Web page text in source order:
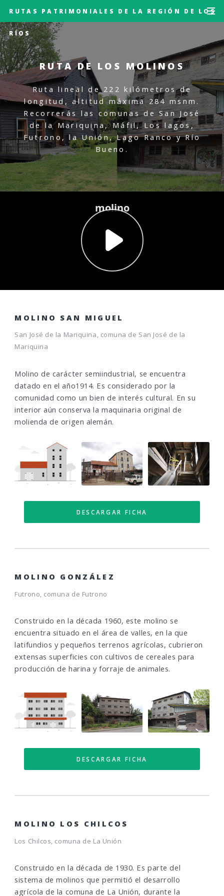
RUTAS PATRIMONIALES DE LA REGIÓN DE LOS
RÍOS
RUTA DE LOS MOLINOS
Ruta lineal de 222 kilómetros de
longitud, altitud máxima 284 msnm.
Recorrerás las comunas de San José
de la Mariquina, Máfil, Los lagos,
Futrono, la Unión, Lago Ranco y Río
Bueno.
MOLINO SAN MIGUEL
San José de la Mariquina, comuna de San José de la
Mariquina
Molino de carácter semiindustrial, se encuentra
datado en el año1914. Es considerado por la
comunidad como un bien de interés cultural. En su
interior aún conserva la maquinaria original de
molienda de origen alemán.
DESCARGAR FICHA
MOLINO GONZÁLEZ
Futrono, comuna de Futrono
Construido en la década 1960, este molino se
encuentra situado en el área de valles, en la que
latifundios y pequeños terrenos agrícolas, cubrieron
extensas superficies con cultivos de cereales para
producción de harina y forraje de animales.
DESCARGAR FICHA
MOLINO LOS CHILCOS
Los Chilcos, comuna de La Unión
Construido en la década de 1930. Es parte del
sistema de molinos que permitió el desarrollo
agrícola de la comuna de La Unión, durante la